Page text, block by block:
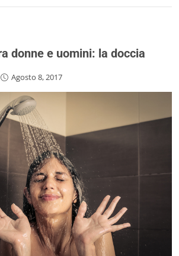
donne e uomini: la doccia
Agosto 8, 2017